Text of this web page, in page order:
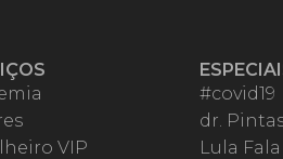
VIP
#covid19
dr.
Lula Fala